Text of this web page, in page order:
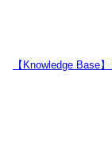
【Knowledge Base